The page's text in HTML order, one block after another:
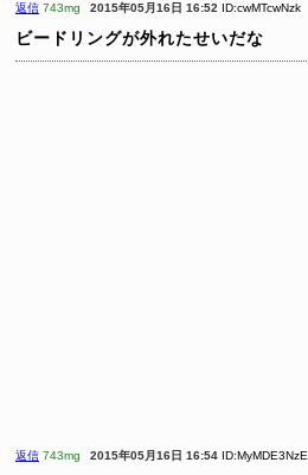
返信 743mg 2015年05月16日 16:52 ID:cwMTcwNzk
ビードリングが外れたせいだな
返信 743mg 2015年05月16日 16:54 ID:MyMDE3NzE